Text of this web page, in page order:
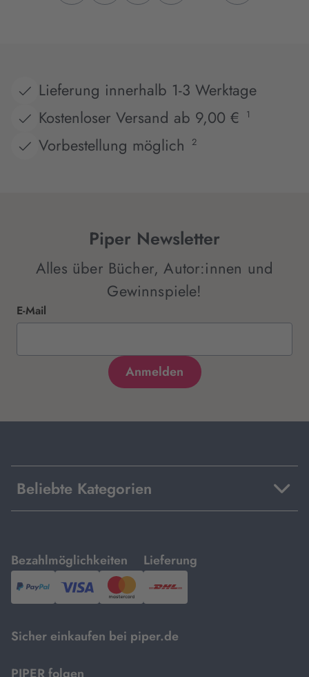
Lieferung innerhalb 1-3 Werktage
Kostenloser Versand ab 9,00 €
1
Vorbestellung möglich 2
Piper Newsletter
Alles über Bücher, Autor:innen und
Gewinnspiele!
E-Mail
Beliebte Kategorien
Bezahlmöglichkeiten
mit
PayPal,Visa
und
Lieferung
mit
DHL.
Sicher einkaufen bei piper.de